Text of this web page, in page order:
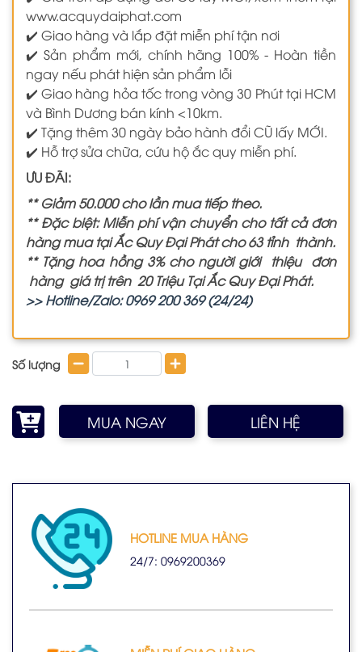
www.acquydaiphat.com
✔️ Giao hàng và lắp đặt miễn phí tận nơi
✔️ Sản phẩm mới, chính hãng 100% - Hoàn tiền
ngay nếu phát hiện sản phẩm lỗi
✔️ Giao hàng hỏa tốc trong vòng 30 Phút tại HCM
và Bình Dương bán kính <10km.
✔️ Tặng thêm 30 ngày bảo hành đổi CŨ lấy MỚI.
✔️ Hỗ trợ sửa chữa, cứu hộ ắc quy miễn phí.
ƯU ĐÃI:
** Giảm 50.000 cho lần mua tiếp theo.
** Đặc biệt: Miễn phí vận chuyển cho tất cả đơn
hàng mua tại Ắc Quy Đại Phát cho 63 tỉnh thành.
** Tặng hoa hồng 3% cho người giới thiệu đơn
hàng giá trị trên 20 Triệu Tại Ắc Quy Đại Phát.
>> Hotline/Zalo: 0969 200 369 (24/24)
Số lượng
MUA NGAY LIÊN HỆ
HOTLINE MUA HÀNG
24/7: 0969200369